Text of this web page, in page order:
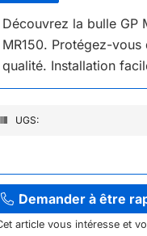
Découvrez la bulle GP
MR150. Protégez-
qualité. Installation
UGS:
Demander à être
article vous intéresse et